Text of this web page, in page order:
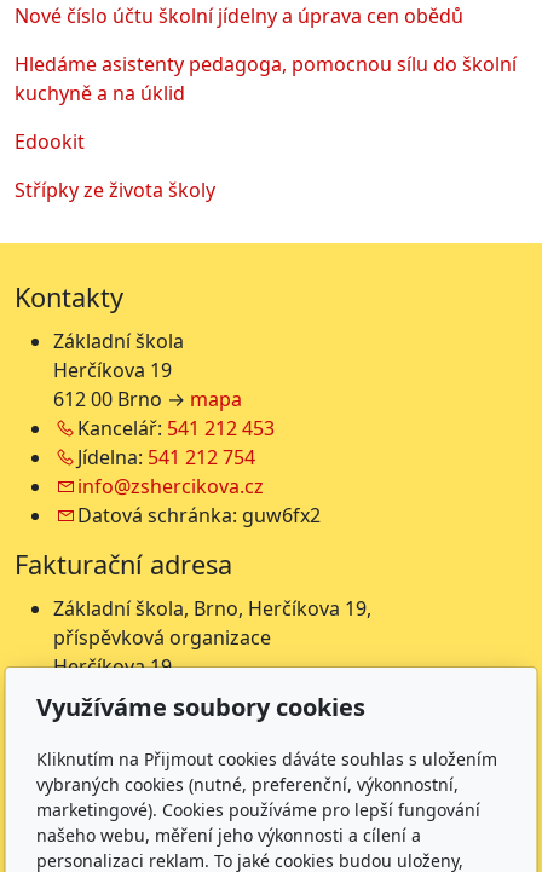
Nové číslo účtu školní jídelny a úprava cen obědů
Hledáme asistenty pedagoga, pomocnou sílu do školní
kuchyně a na úklid
Edookit
Střípky ze života školy
Kontakty
Základní škola
Herčíkova 19
612 00 Brno → mapa
Kancelář: 541 212 453
Jídelna: 541 212 754
info@zshercikova.cz
Datová schránka: guw6fx2
Fakturační adresa
Základní škola, Brno, Herčíkova 19,
příspěvková organizace
Herčíkova 19
612 00 Brno
IČ: 62157116
Nejsme plátci DPH
Čísla účtů
Škola: 27225621/0100
Využíváme soubory cookies
Kliknutím na Přijmout cookies dáváte souhlas s uložením
vybraných cookies (nutné, preferenční, výkonnostní,
marketingové). Cookies používáme pro lepší fungování
našeho webu, měření jeho výkonnosti a cílení a
personalizaci reklam. To jaké cookies budou uloženy,